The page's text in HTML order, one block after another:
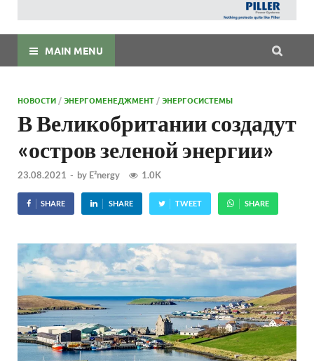
MAIN MENU
НОВОСТИ /ЭНЕРГОМЕНЕДЖМЕНТ /ЭНЕРГОСИСТЕМЫ
В Великобритании создадут
«остров зеленой энергии»
23.08.2021 - by E²nergy 1.0K
SHARE SHARE TWEET SHARE